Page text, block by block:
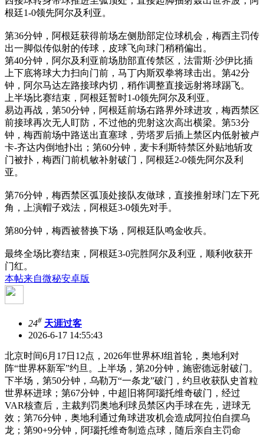
根廷1-0领先阿尔及利亚。
第36分钟，阿根廷获得前场左侧肋部定位球机会，梅西主罚传
出一脚似传似射的传球，皮球飞向球门稍稍偏出。
第40分钟，阿尔及利亚前场肋部直传禁区，法雷斯·沙伊比插
上下底将球大力扫向门前，马丁内斯双拳将球击出。第42分
钟，阿尔马达左路接球内切，稍作调整直接远射将球踢飞。
上半场比赛结束，阿根廷暂时1-0领先阿尔及利亚。
易边再战，第50分钟，阿根廷前场右路界外球进攻，梅西禁区
前接球再次无人盯防，不过他的兜射这次高出横梁。第53分
钟，梅西前场中路送出直塞球，劳塔罗后插上禁区内低射被卢
卡-齐达内倒地扑出；第60分钟，麦卡利斯特禁区外贴地斩攻
门被扑，梅西门前机敏补射破门，阿根廷2-0领先阿尔及利
亚。
第76分钟，梅西禁区弧顶处接队友做球，直接推射球门左下死
角，上演帽子戏法，阿根廷3-0领先对手。
第80分钟，梅西被替换下场，阿根廷队鸣金收兵。
最终全场比赛结束，阿根廷3-0完胜阿尔及利亚，顺利收获开
门红。
本帖来自微秘安卓版
24# 天涯过客
2026-6-17 14:55:43
北京时间6月17日12点，2026年世界杯J组首轮，奥地利对
阵“世界杯新军”约旦。上半场，第20分钟，施密德远射破门。
下半场，第50分钟，乌勒万“一条龙”破门，约旦收获队史首粒
世界杯进球；第67分钟，中超旧将阿瑙托维奇破门，经过
VAR核查后，主裁判罚奥地利球员禁区内手球在先，进球无
效；第76分钟，奥地利通过角球进攻机会造成阿拉伯自摆乌
龙；第90+9分钟，阿瑙托维奇制造点球，随后亲自主罚命